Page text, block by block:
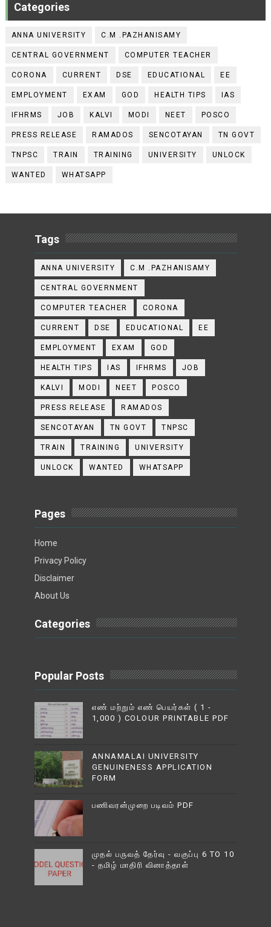
Categories
ANNA UNIVERSITY C.M .PAZHANISAMY
CENTRAL GOVERNMENT COMPUTER TEACHER
CORONA CURRENT DSE EDUCATIONAL EE
EMPLOYMENT EXAM GOD HEALTH TIPS IAS
IFHRMS JOB KALVI MODI NEET POSCO
PRESS RELEASE RAMADOS SENCOTAYAN TN GOVT
TNPSC TRAIN TRAINING UNIVERSITY UNLOCK
WANTED WHATSAPP
Tags
ANNA UNIVERSITY C.M .PAZHANISAMY
CENTRAL GOVERNMENT
COMPUTER TEACHER CORONA
CURRENT DSE EDUCATIONAL EE
EMPLOYMENT EXAM GOD
HEALTH TIPS IAS IFHRMS JOB
KALVI MODI NEET POSCO
PRESS RELEASE RAMADOS
SENCOTAYAN TN GOVT TNPSC
TRAIN TRAINING UNIVERSITY
UNLOCK WANTED WHATSAPP
Pages
Home
Privacy Policy
Disclaimer
About Us
Categories
Popular Posts
எண் மற்றும் எண் பெயர்கள் ( 1 -
1,000 ) COLOUR PRINTABLE PDF
ANNAMALAI UNIVERSITY
GENUINENESS APPLICATION
FORM
பணிவரன்முறை படிவம் PDF
முதல் பருவத் தேர்வு - வகுப்பு 6 TO 10
- தமிழ் மாதிரி வினாத்தாள்